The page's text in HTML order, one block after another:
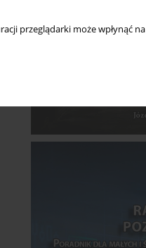
przeglądarki może wpłynąć na